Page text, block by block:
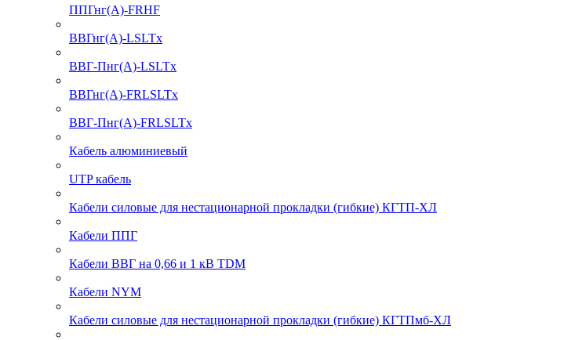
ППГнг(А)-FRHF
ВВГнг(А)-LSLTx
ВВГ-Пнг(А)-LSLTx
ВВГнг(А)-FRLSLTx
ВВГ-Пнг(А)-FRLSLTx
Кабель алюминиевый
UTP кабель
Кабели силовые для нестационарной прокладки (гибкие) КГТП-ХЛ
Кабели ППГ
Кабели ВВГ на 0,66 и 1 кВ TDM
Кабели NYM
Кабели силовые для нестационарной прокладки (гибкие) КГТПмб-ХЛ